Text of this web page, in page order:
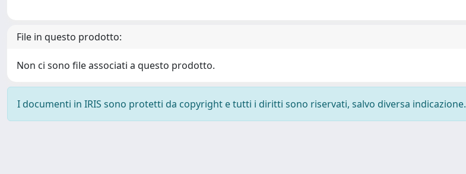
File in questo prodotto:
Non ci sono file associati a questo prodotto.
I documenti in IRIS sono protetti da copyright e tutti i diritti sono riservati, salvo diversa indicazione.